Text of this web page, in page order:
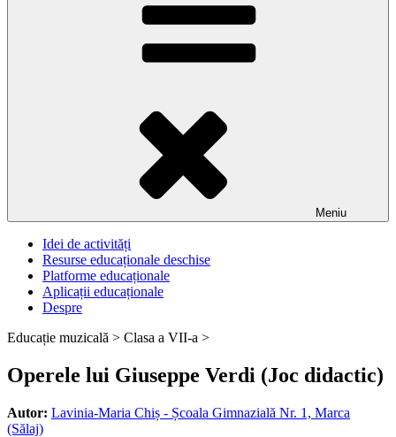
Meniu
Idei de activități
Resurse educaționale deschise
Platforme educaționale
Aplicații educaționale
Despre
Educație muzicală > Clasa a VII-a >
Operele lui Giuseppe Verdi (Joc didactic)
Autor: Lavinia-Maria Chiș - Școala Gimnazială Nr. 1, Marca
(Sălaj)